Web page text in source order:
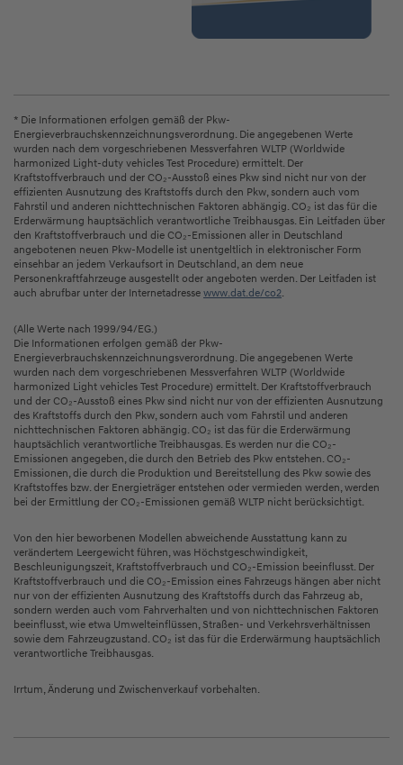
* Die Informationen erfolgen gemäß der Pkw-
Energieverbrauchskennzeichnungsverordnung. Die angegebenen Werte
wurden nach dem vorgeschriebenen Messverfahren WLTP (Worldwide
harmonized Light-duty vehicles Test Procedure) ermittelt. Der
Kraftstoffverbrauch und der CO₂-Ausstoß eines Pkw sind nicht nur von der
effizienten Ausnutzung des Kraftstoffs durch den Pkw, sondern auch vom
Fahrstil und anderen nichttechnischen Faktoren abhängig. CO₂ ist das für die
Erderwärmung hauptsächlich verantwortliche Treibhausgas. Ein Leitfaden über
den Kraftstoffverbrauch und die CO₂-Emissionen aller in Deutschland
angebotenen neuen Pkw-Modelle ist unentgeltlich in elektronischer Form
einsehbar an jedem Verkaufsort in Deutschland, an dem neue
Personenkraftfahrzeuge ausgestellt oder angeboten werden. Der Leitfaden ist
auch abrufbar unter der Internetadresse www.dat.de/co2.
(Alle Werte nach 1999/94/EG.)
Die Informationen erfolgen gemäß der Pkw-
Energieverbrauchskennzeichnungsverordnung. Die angegebenen Werte
wurden nach dem vorgeschriebenen Messverfahren WLTP (Worldwide
harmonized Light vehicles Test Procedure) ermittelt. Der Kraftstoffverbrauch
und der CO₂-Ausstoß eines Pkw sind nicht nur von der effizienten Ausnutzung
des Kraftstoffs durch den Pkw, sondern auch vom Fahrstil und anderen
nichttechnischen Faktoren abhängig. CO₂ ist das für die Erderwärmung
hauptsächlich verantwortliche Treibhausgas. Es werden nur die CO₂-
Emissionen angegeben, die durch den Betrieb des Pkw entstehen. CO₂-
Emissionen, die durch die Produktion und Bereitstellung des Pkw sowie des
Kraftstoffes bzw. der Energieträger entstehen oder vermieden werden, werden
bei der Ermittlung der CO₂-Emissionen gemäß WLTP nicht berücksichtigt.
Von den hier beworbenen Modellen abweichende Ausstattung kann zu
verändertem Leergewicht führen, was Höchstgeschwindigkeit,
Beschleunigungszeit, Kraftstoffverbrauch und CO₂-Emission beeinflusst. Der
Kraftstoffverbrauch und die CO₂-Emission eines Fahrzeugs hängen aber nicht
nur von der effizienten Ausnutzung des Kraftstoffs durch das Fahrzeug ab,
sondern werden auch vom Fahrverhalten und von nichttechnischen Faktoren
beeinflusst, wie etwa Umwelteinflüssen, Straßen- und Verkehrsverhältnissen
sowie dem Fahrzeugzustand. CO₂ ist das für die Erderwärmung hauptsächlich
verantwortliche Treibhausgas.
Irrtum, Änderung und Zwischenverkauf vorbehalten.